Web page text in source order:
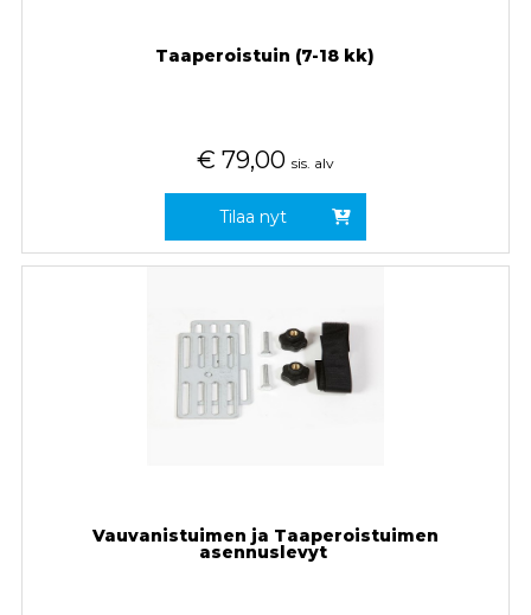
Taaperoistuin (7-18 kk)
€ 79,00 sis. alv
Tilaa nyt
Vauvanistuimen ja Taaperoistuimen
asennuslevyt